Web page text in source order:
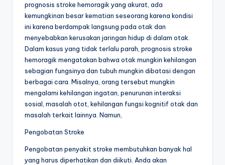
prognosis stroke hemoragik yang akurat, ada
kemungkinan besar kematian seseorang karena kondisi
ini karena berdampak langsung pada otak dan
menyebabkan kerusakan jaringan hidup di dalam otak.
Dalam kasus yang tidak terlalu parah, prognosis stroke
hemoragik mengatakan bahwa otak mungkin kehilangan
sebagian fungsinya dan tubuh mungkin dibatasi dengan
berbagai cara. Misalnya, orang tersebut mungkin
mengalami kehilangan ingatan, penurunan interaksi
sosial, masalah otot, kehilangan fungsi kognitif otak dan
masalah terkait lainnya. Namun,
Pengobatan Stroke
Pengobatan penyakit stroke membutuhkan banyak hal
yang harus diperhatikan dan diikuti. Anda akan